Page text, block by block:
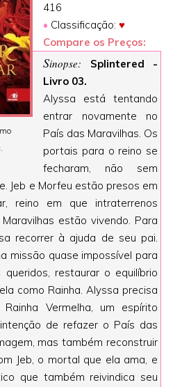
416
• Classificação: ♥
Compare os Preços:
Sinopse:
Splintered -
Livro 03.
Alyssa está tentando
entrar novamente no
País das Maravilhas. Os
portais para o reino se
fecharam, não sem
Jeb e Morfeu estão presos em
reino em que intraterrenos
estão vivendo. Para
recorrer à ajuda de seu pai.
missão quase impossível para
restaurar o equilíbrio
como Rainha. Alyssa precisa
Vermelha, um espírito
de refazer o País das
mas também reconstruir
Jeb, o mortal que ela ama, e
que também reivindica seu